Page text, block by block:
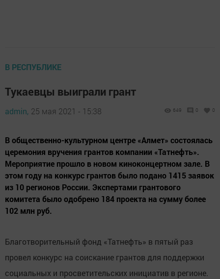
В РЕСПУБЛИКЕ
Тукаевцы выиграли грант
admin, 25 мая 2021 - 15:38 649 0 0
В общественно-культурном центре «Алмет» состоялась
церемония вручения грантов компании «Татнефть».
Мероприятие прошло в новом киноконцертном зале. В
этом году на конкурс грантов было подано 1415 заявок
из 10 регионов России. Экспертами грантового
комитета было одобрено 184 проекта на сумму более
102 млн руб.
Благотворительный фонд «Татнефть» в пятый раз
провел конкурс на соискание грантов для поддержки
социальных и просветительских инициатив в регионе.